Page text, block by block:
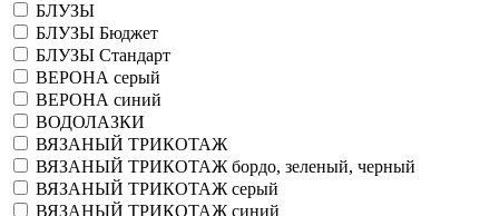
БЛУЗЫ
БЛУЗЫ Бюджет
БЛУЗЫ Стандарт
ВЕРОНА серый
ВЕРОНА синий
ВОДОЛАЗКИ
ВЯЗАНЫЙ ТРИКОТАЖ
ВЯЗАНЫЙ ТРИКОТАЖ бордо, зеленый, черный
ВЯЗАНЫЙ ТРИКОТАЖ серый
ВЯЗАНЫЙ ТРИКОТАЖ синий